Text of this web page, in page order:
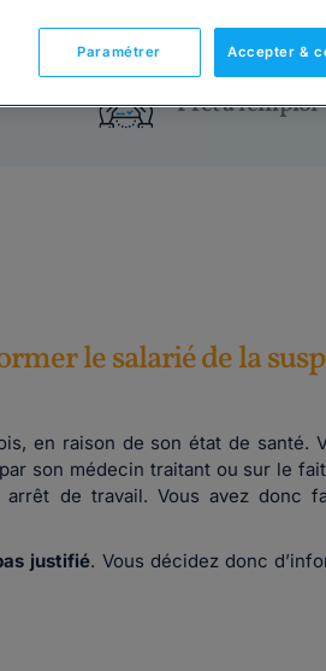
Prêt à l'emploi
le salarié de la
en raison de son état de santé.
son médecin traitant ou sur le
arrêt de travail. Vous avez donc
justifié. Vous décidez donc
Accepter &
Paramétrer